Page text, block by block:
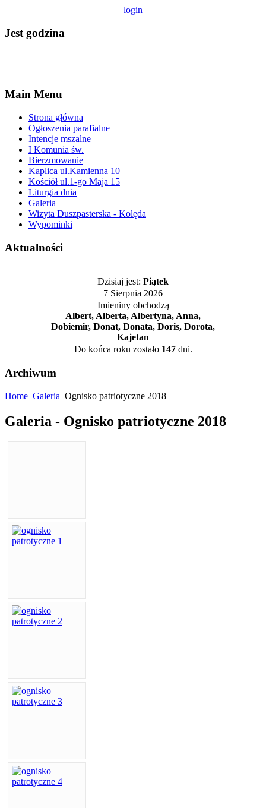
login
Jest godzina
Main Menu
Strona główna
Ogłoszenia parafialne
Intencje mszalne
I Komunia św.
Bierzmowanie
Kaplica ul.Kamienna 10
Kościół ul.1-go Maja 15
Liturgia dnia
Galeria
Wizyta Duszpasterska - Kolęda
Wypominki
Aktualności
Dzisiaj jest: Piątek
7 Sierpnia 2026
Imieniny obchodzą
Albert, Alberta, Albertyna, Anna,
Dobiemir, Donat, Donata, Doris, Dorota,
Kajetan
Do końca roku zostało 147dni.
Archiwum
Home Galeria Ognisko patriotyczne 2018
Galeria - Ognisko patriotyczne 2018